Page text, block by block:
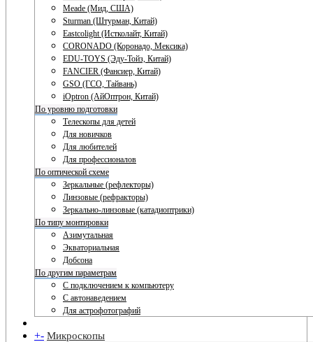
Meade (Мид, США)
Sturman (Штурман, Китай)
Eastcolight (Истколайт, Китай)
CORONADO (Коронадо, Мексика)
EDU-TOYS (Эду-Тойз, Китай)
FANCIER (Фансиер, Китай)
GSO (ГСО, Тайвань)
iOptron (АйОптрон, Китай)
По уровню подготовки
Телескопы для детей
Для новичков
Для любителей
Для профессионалов
По оптической схеме
Зеркальные (рефлекторы)
Линзовые (рефракторы)
Зеркально-линзовые (катадиоптрики)
По типу монтировки
Азимутальная
Экваториальная
Добсона
По другим параметрам
С подключением к компьютеру
С автонаведением
Для астрофотографий
+- Микроскопы